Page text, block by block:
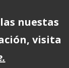
nuestas
visita
.